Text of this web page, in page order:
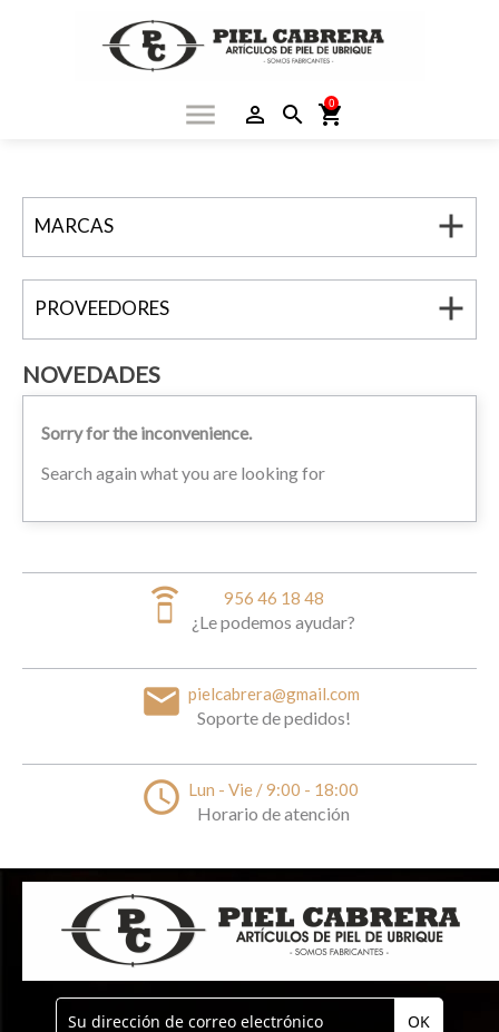
shopping_cart
0
search
person_outline
menu
MARCAS add
PROVEEDORES add
NOVEDADES
Sorry for the inconvenience.
Search again what you are looking for
speaker_phone 956 46 18 48
¿Le podemos ayudar?
email pielcabrera@gmail.com
Soporte de pedidos!
access_time Lun - Vie / 9:00 - 18:00
Horario de atención